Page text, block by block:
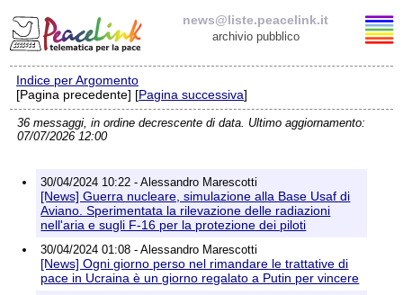
news@liste.peacelink.it
archivio pubblico
Elenco delle liste
news@liste.peacelink.it
Policy delle liste di PeaceLink
Informativa sulla privacy
Indice per Argomento
[Pagina precedente] [Pagina successiva]
36 messaggi, in ordine decrescente di data. Ultimo aggiornamento:
07/07/2026 12:00
30/04/2024 10:22 - Alessandro Marescotti
[News] Guerra nucleare, simulazione alla Base Usaf di
Aviano. Sperimentata la rilevazione delle radiazioni
nell'aria e sugli F-16 per la protezione dei piloti
30/04/2024 01:08 - Alessandro Marescotti
[News] Ogni giorno perso nel rimandare le trattative di
pace in Ucraina è un giorno regalato a Putin per vincere